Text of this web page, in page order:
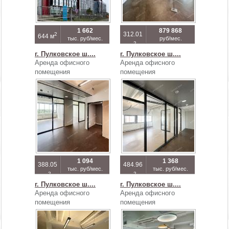
644 м2 1 662
тыс. руб/мес.
312.01
м2
879 868
руб/мес.
г. Пулковское ш....
Аренда офисного
помещения
388.05
м2
1 094
тыс. руб/мес.
г. Пулковское ш....
Аренда офисного
помещения
484.96
м2
1 368
тыс. руб/мес.
г. Пулковское ш....
Аренда офисного
помещения
г. Пулковское ш....
Аренда офисного
помещения